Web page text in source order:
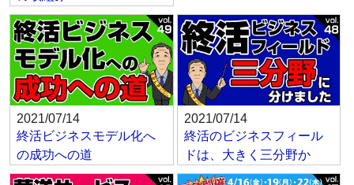
2021/07/14
終活ビジネスモデル化へ
の成功への道
2021/07/14
終活のビジネスフィール
ドは、大きく三分野か